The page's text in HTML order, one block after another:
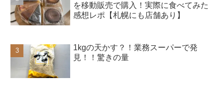
を移動販売で購入！実際に食べてみた
感想レポ【札幌にも店舗あり】
1kgの天かす？！業務スーパーで発
見！！驚きの量